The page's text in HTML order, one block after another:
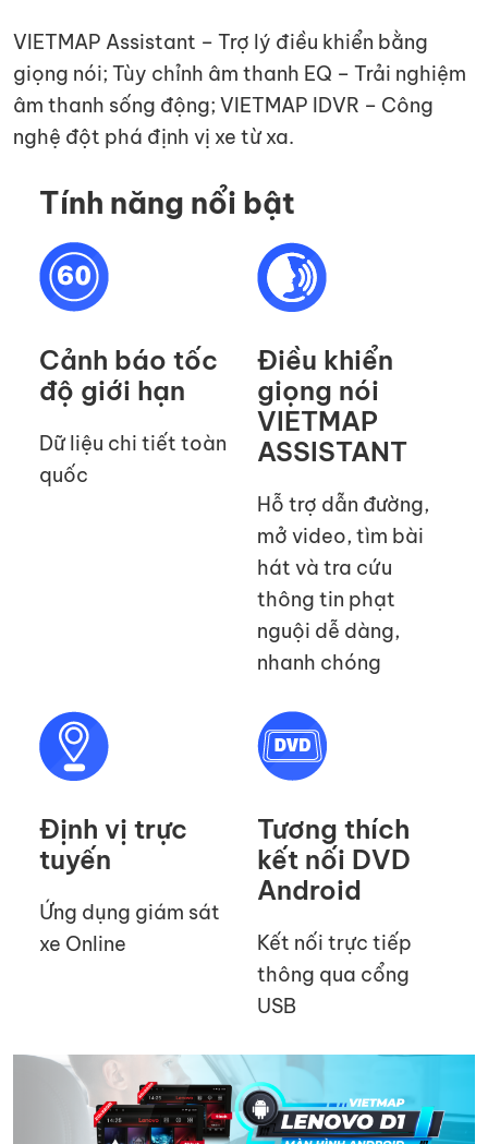
VIETMAP Assistant – Trợ lý điều khiển bằng
giọng nói; Tùy chỉnh âm thanh EQ – Trải nghiệm
âm thanh sống động; VIETMAP IDVR – Công
nghệ đột phá định vị xe từ xa.
Tính năng nổi bật
Cảnh báo tốc
độ giới hạn
Dữ liệu chi tiết toàn
quốc
Điều khiển
giọng nói
VIETMAP
ASSISTANT
Hỗ trợ dẫn đường,
mở video, tìm bài
hát và tra cứu
thông tin phạt
nguội dễ dàng,
nhanh chóng
Định vị trực
tuyến
Ứng dụng giám sát
xe Online
Tương thích
kết nối DVD
Android
Kết nối trực tiếp
thông qua cổng
USB